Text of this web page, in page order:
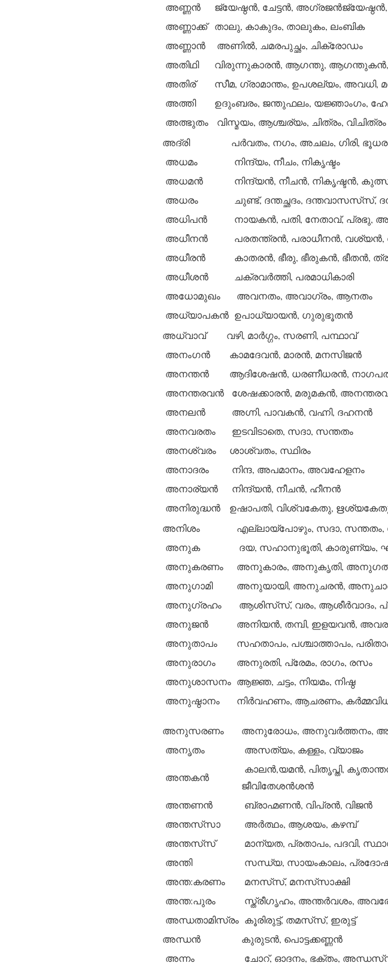
അണ്ണന്‍
ജ്യേഷ്ഠന്‍, ചേട്ടന്‍,
അണ്ണാക്ക്
താലു, കാകുദം, താലുകം, ലംബിക
അണ്ണാന്‍
അണില്‍, ചമരപുച്ഛം, ചിക്രോഡം
അതിഥി
വിരുന്നുകാരന്‍, ആഗന്തു,
അതിര്
സീമ, ഗ്രാമാന്തം, ഉപശല്യം, അവധി,
അത്തി
ഉദുംബരം, ജന്തുഫലം, യജ്ഞാംഗം,
അത്ഭുതം
വിസ്മയം, ആശ്ചര്യം, ചിത്രം, വിചിത്രം
അദ്രി
പര്‍വതം, നഗം, അചലം, ഗിരി,
അധമം
നിന്ദ്യം, നീചം, നികൃഷ്ടം
അധമന്‍
നിന്ദ്യന്‍, നീചന്‍, നികൃഷ്ടന്‍,
അധരം
ചുണ്ട്, ദന്തച്ഛദം, ദന്തവാസസ്‌സ്,
അധിപന്‍
നായകന്‍, പതി, നേതാവ്, പ്രഭു,
അധീനന്‍
പരതന്ത്രന്‍, പരാധീനന്‍,
അധീരന്‍
കാതരന്‍, ഭീരു, ഭീരുകന്‍, ഭീതന്‍,
അധീശന്‍
ചക്രവര്‍ത്തി, പരമാധികാരി
അധോമുഖം
അവനതം, അവാഗ്രം, ആനതം
അധ്യാപകന്‍ ഉപാധ്യായന്‍, ഗുരുഭൂതന്‍
അധ്വാവ്
വഴി, മാര്‍ഗ്ഗം, സരണി, പന്ഥാവ്
അനംഗന്‍
കാമദേവന്‍, മാരന്‍, മനസിജന്‍
അനന്തന്‍
ആദിശേഷന്‍, ധരണീധരന്‍,
അനന്തരവന്‍
ശേഷക്കാരന്‍, മരുമകന്‍,
അനലന്‍
അഗ്നി, പാവകന്‍, വഹ്നി, ദഹനന്‍
അനവരതം
ഇടവിടാതെ, സദാ, സന്തതം
അനശ്വരം
ശാശ്വതം, സ്ഥിരം
അനാദരം
നിന്ദ, അപമാനം, അവഹേളനം
അനാര്യന്‍
നിന്ദ്യന്‍, നീചന്‍, ഹീനന്‍
അനിരുദ്ധന്‍
ഉഷാപതി, വിശ്വകേതു,
അനിശം
എല്ലായ്‌പോഴും, സദാ,
അനുക
ദയ, സഹാനുഭൂതി,
അനുകരണം
അനുകാരം, അനുകൃതി,
അനുഗാമി
അനുയായി, അനുചരന്‍,
അനുഗ്രഹം
ആശിസ്‌സ്, വരം, ആശീര്‍വാദം,
അനുജന്‍
അനിയന്‍, തമ്പി, ഇളയവന്‍,
അനുതാപം
സഹതാപം, പശ്ചാത്താപം,
അനുരാഗം
അനുരതി, പ്രേമം, രാഗം, രസം
അനുശാസനം ആജ്ഞ, ചട്ടം, നിയമം, നിഷ്ഠ
അനുഷ്ഠാനം
നിര്‍വഹണം, ആചരണം,
അനുസരണം
അനുരോധം, അനുവര്‍ത്തനം,
അനൃതം
അസത്യം, കള്ളം, വ്യാജം
അന്തകന്‍
കാലന്‍,യമന്‍, പിതൃപ്തി,
ജീവിതേശന്‍ശന്‍
അന്തണന്‍
ബ്രാഹ്മണന്‍, വിപ്രന്‍, വിജന്‍
അന്തസ്‌സാ
അര്‍ത്ഥം, ആശയം, കഴമ്പ്
അന്തസ്‌സ്
മാന്യത, പ്രതാപം, പദവി,
അന്തി
സന്ധ്യ, സായംകാലം,
അന്ത:കരണം
മനസ്‌സ്, മനസ്‌സാക്ഷി
അന്ത:പുരം
സ്ത്രീഗൃഹം, അന്തര്‍വശം,
അന്ധതാമിസ്രം കൂരിരുട്ട്, തമസ്‌സ്, ഇരുട്ട്
അന്ധന്‍
കുരുടന്‍, പൊട്ടക്കണ്ണന്‍
അന്നം
ചോറ്, ഓദനം, ഭക്തം,